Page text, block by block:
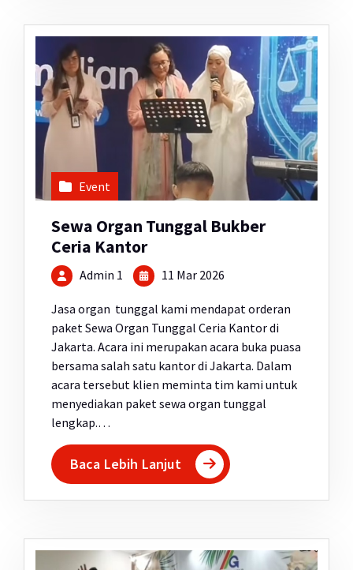
Event
Sewa Organ Tunggal Bukber
Ceria Kantor
Admin 1 11 Mar 2026
Jasa organ tunggal kami mendapat orderan
paket Sewa Organ Tunggal Ceria Kantor di
Jakarta. Acara ini merupakan acara buka puasa
bersama salah satu kantor di Jakarta. Dalam
acara tersebut klien meminta tim kami untuk
menyediakan paket sewa organ tunggal
lengkap.…
Baca Lebih Lanjut